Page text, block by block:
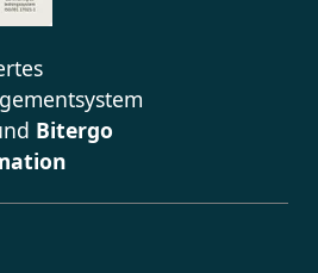
Bitergo